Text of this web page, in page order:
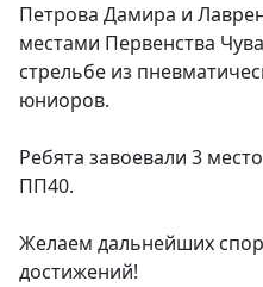
Петрова Дамира и
местами Первенства
стрельбе из
юниоров.
Ребята завоевали 3
ПП40.
Желаем дальнейших
достижений!